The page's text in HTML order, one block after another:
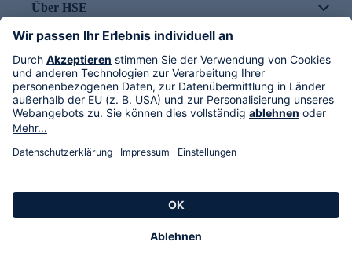
Über HSE
Im TV
HSE International